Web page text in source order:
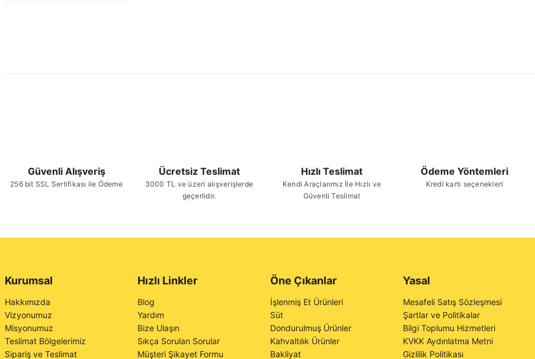
Güvenli Alışveriş
256 bit SSL Sertifikası ile Ödeme
Ücretsiz Teslimat
3000 TL ve üzeri alışverişlerde
geçerlidir.
Hızlı Teslimat
Kendi Araçlarımız İle Hızlı ve
Güvenli Teslimat
Ödeme Yöntemleri
Kredi kartı seçenekleri
Kurumsal
Hakkımızda
Vizyonumuz
Misyonumuz
Teslimat Bölgelerimiz
Sipariş ve Teslimat
Hızlı Linkler
Blog
Yardım
Bize Ulaşın
Sıkça Sorulan Sorular
Müşteri Şikayet Formu
Öne Çıkanlar
İşlenmiş Et Ürünleri
Süt
Dondurulmuş Ürünler
Kahvaltılık Ürünler
Bakliyat
Yasal
Mesafeli Satış Sözleşmesi
Şartlar ve Politikalar
Bilgi Toplumu Hizmetleri
KVKK Aydınlatma Metni
Gizlilik Politikası